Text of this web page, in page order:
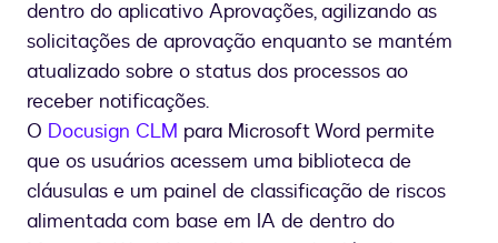
dentro do aplicativo Aprovações, agilizando as
solicitações de aprovação enquanto se mantém
atualizado sobre o status dos processos ao
receber notificações.
O Docusign CLM para Microsoft Word permite
que os usuários acessem uma biblioteca de
cláusulas e um painel de classificação de riscos
alimentada com base em IA de dentro do